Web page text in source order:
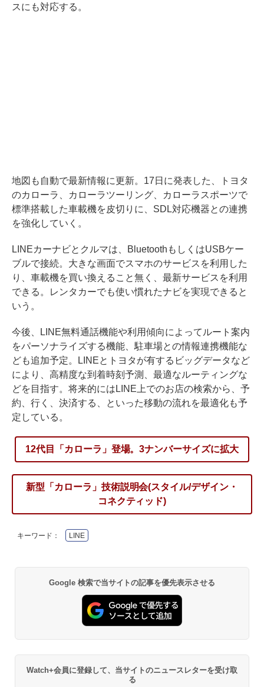
スにも対応する。
地図も自動で最新情報に更新。17日に発表した、トヨタ
のカローラ、カローラツーリング、カローラスポーツで
標準搭載した車載機を皮切りに、SDL対応機器との連携
を強化していく。
LINEカーナビとクルマは、BluetoothもしくはUSBケー
ブルで接続。大きな画面でスマホのサービスを利用した
り、車載機を買い換えること無く、最新サービスを利用
できる。レンタカーでも使い慣れたナビを実現できると
いう。
今後、LINE無料通話機能や利用傾向によってルート案内
をパーソナライズする機能、駐車場との情報連携機能な
ども追加予定。LINEとトヨタが有するビッグデータなど
により、高精度な到着時刻予測、最適なルーティングな
どを目指す。将来的にはLINE上でのお店の検索から、予
約、行く、決済する、といった移動の流れを最適化も予
定している。
12代目「カローラ」登場。3ナンバーサイズに拡大
新型「カローラ」技術説明会(スタイル/デザイン・
コネクティッド)
キーワード： LINE
Google 検索で当サイトの記事を優先表示させる
Watch+会員に登録して、当サイトのニュースレターを受け取
る